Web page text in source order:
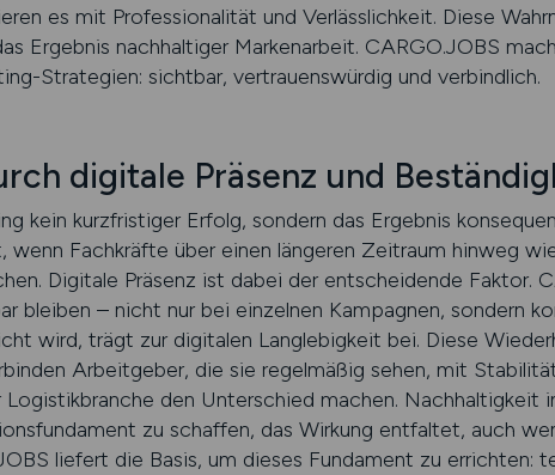
es mit Professionalität und Verlässlichkeit. Diese
Ergebnis nachhaltiger Markenarbeit. CARGO.JOBS
Strategien: sichtbar, vertrauenswürdig und verbindlich.
digitale Präsenz und
kein kurzfristiger Erfolg, sondern das Ergebnis
Fachkräfte über einen längeren Zeitraum hinweg
Digitale Präsenz ist dabei der entscheidende Faktor.
bleiben – nicht nur bei einzelnen Kampagnen, sondern
wird, trägt zur digitalen Langlebigkeit bei. Diese
Arbeitgeber, die sie regelmäßig sehen, mit
den Unterschied machen. Nachhaltigkeit
zu schaffen, das Wirkung entfaltet, auch
liefert die Basis, um dieses Fundament zu errichten: